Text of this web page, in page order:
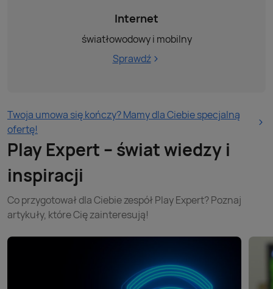
Internet
światłowodowy i mobilny
Sprawdź
Twoja umowa się kończy? Mamy dla Ciebie specjalną
ofertę!
Play Expert – świat wiedzy i
inspiracji
Co przygotował dla Ciebie zespół Play Expert? Poznaj
artykuły, które Cię zainteresują!